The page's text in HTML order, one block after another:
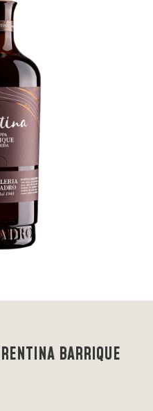
BARRIQUE